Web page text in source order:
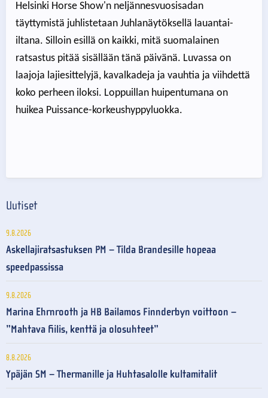
Helsinki Horse Show'n neljännesvuosisadan
täyttymistä juhlistetaan Juhlanäytöksellä lauantai-
iltana. Silloin esillä on kaikki, mitä suomalainen
ratsastus pitää sisällään tänä päivänä. Luvassa on
laajoja lajiesittelyjä, kavalkadeja ja vauhtia ja viihdettä
koko perheen iloksi. Loppuillan huipentumana on
huikea Puissance-korkeushyppyluokka.
Uutiset
9.8.2026
Askellajiratsastuksen PM – Tilda Brandesille hopeaa
speedpassissa
9.8.2026
Marina Ehrnrooth ja HB Bailamos Finnderbyn voittoon –
”Mahtava fiilis, kenttä ja olosuhteet”
8.8.2026
Ypäjän SM – Thermanille ja Huhtasalolle kultamitalit